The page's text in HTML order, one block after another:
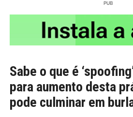
Sabe o que é
para aumento desta
pode culminar em